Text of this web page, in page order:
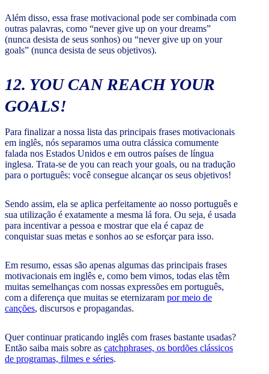
Além disso, essa frase motivacional pode ser combinada com
outras palavras, como “never give up on your dreams”
(nunca desista de seus sonhos) ou “never give up on your
goals” (nunca desista de seus objetivos).
12. YOU CAN REACH YOUR
GOALS!
Para finalizar a nossa lista das principais frases motivacionais
em inglês, nós separamos uma outra clássica comumente
falada nos Estados Unidos e em outros países de língua
inglesa. Trata-se de you can reach your goals, ou na tradução
para o português: você consegue alcançar os seus objetivos!
Sendo assim, ela se aplica perfeitamente ao nosso português e
sua utilização é exatamente a mesma lá fora. Ou seja, é usada
para incentivar a pessoa e mostrar que ela é capaz de
conquistar suas metas e sonhos ao se esforçar para isso.
Em resumo, essas são apenas algumas das principais frases
motivacionais em inglês e, como bem vimos, todas elas têm
muitas semelhanças com nossas expressões em português,
com a diferença que muitas se eternizaram por meio de
canções, discursos e propagandas.
Quer continuar praticando inglês com frases bastante usadas?
Então saiba mais sobre as catchphrases, os bordões clássicos
de programas, filmes e séries.